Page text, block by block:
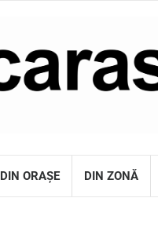
DIN ORAȘE DIN ZONĂ